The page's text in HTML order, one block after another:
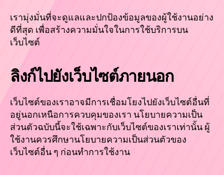
เรามุ่งมั่นที่จะดูแลและปกป้องข้อมูลของผู้ใช้งานอย่าง
ดีที่สุด เพื่อสร้างความมั่นใจในการใช้บริการบน
เว็บไซต์
ลิงก์ไปยังเว็บไซต์ภายนอก
เว็บไซต์ของเราอาจมีการเชื่อมโยงไปยังเว็บไซต์อื่นที่
อยู่นอกเหนือการควบคุมของเรา นโยบายความเป็น
ส่วนตัวฉบับนี้จะใช้เฉพาะกับเว็บไซต์ของเราเท่านั้น ผู้
ใช้งานควรศึกษานโยบายความเป็นส่วนตัวของ
เว็บไซต์อื่น ๆ ก่อนทำการใช้งาน